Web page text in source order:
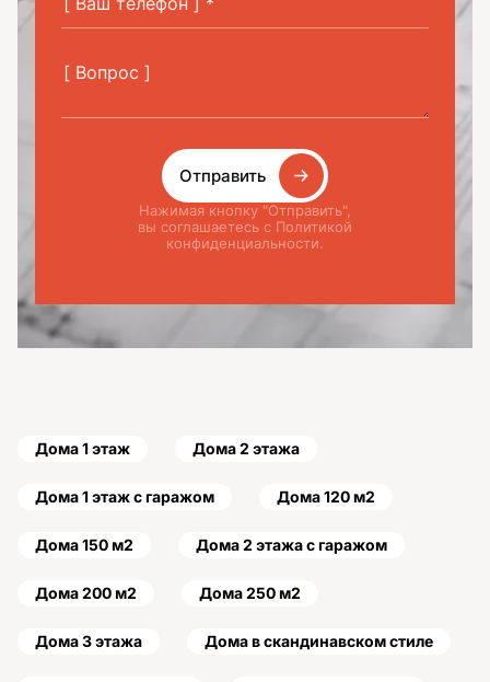
Отправить
Нажимая кнопку "Отправить",
вы соглашаетесь с Политикой
конфиденциальности.
Дома 1 этаж Дома 2 этажа
Дома 1 этаж с гаражом Дома 120 м2
Дома 150 м2 Дома 2 этажа с гаражом
Дома 200 м2 Дома 250 м2
Дома 3 этажа Дома в скандинавском стиле